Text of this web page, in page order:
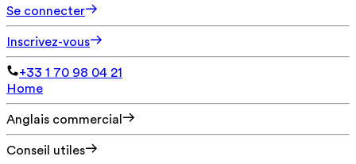
Se connecter
Inscrivez-vous
+33 1 70 98 04 21
Home
Anglais commercial
Conseil utiles